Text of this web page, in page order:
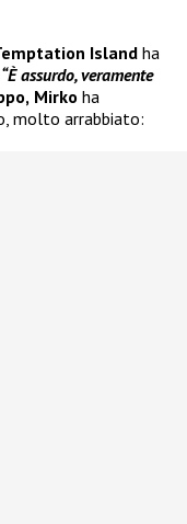
Islandha
“È assurdo, veramente
Mirko ha
molto arrabbiato: